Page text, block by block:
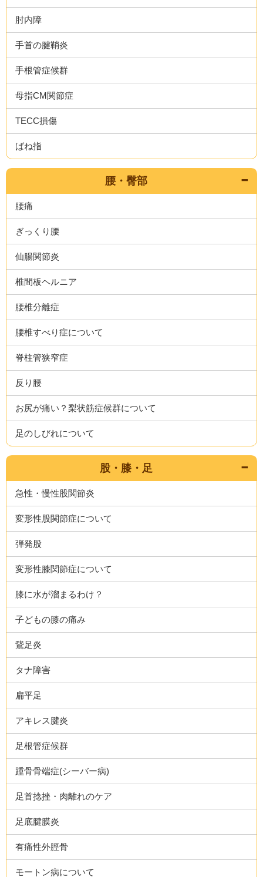
肘内障
手首の腱鞘炎
手根管症候群
母指CM関節症
TECC損傷
ばね指
腰・臀部
腰痛
ぎっくり腰
仙腸関節炎
椎間板ヘルニア
腰椎分離症
腰椎すべり症について
脊柱管狭窄症
反り腰
お尻が痛い？梨状筋症候群について
足のしびれについて
股・膝・足
急性・慢性股関節炎
変形性股関節症について
弾発股
変形性膝関節症について
膝に水が溜まるわけ？
子どもの膝の痛み
鵞足炎
タナ障害
扁平足
アキレス腱炎
足根管症候群
踵骨骨端症(シーバー病)
足首捻挫・肉離れのケア
足底腱膜炎
有痛性外脛骨
モートン病について